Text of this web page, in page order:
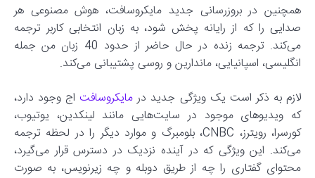
همچنین در بروزرسانی جدید مایکروسافت، هوش مصنوعی هر
صدایی را که از رایانه پخش شود، به زبان انتخابی کاربر ترجمه
می‌کند. ترجمه زنده در حال حاضر از حدود 40 زبان من جمله
انگلیسی، اسپانیایی، ماندارین و روسی پشتیبانی می‌کند.
لازم به ذکر است یک ویژگی جدید درمایکروسافتاج وجود دارد،
که ویدیوهای موجود در سایت‌هایی مانند لینکدین، یوتیوب،
کورسرا، رویترز، CNBC، بلومبرگ و موارد دیگر را در لحظه ترجمه
می‌کند. این ویژگی که در آینده نزدیک در دسترس قرار می‌گیرد،
محتوای گفتاری را چه از طریق دوبله و چه زیرنویس، به صورت